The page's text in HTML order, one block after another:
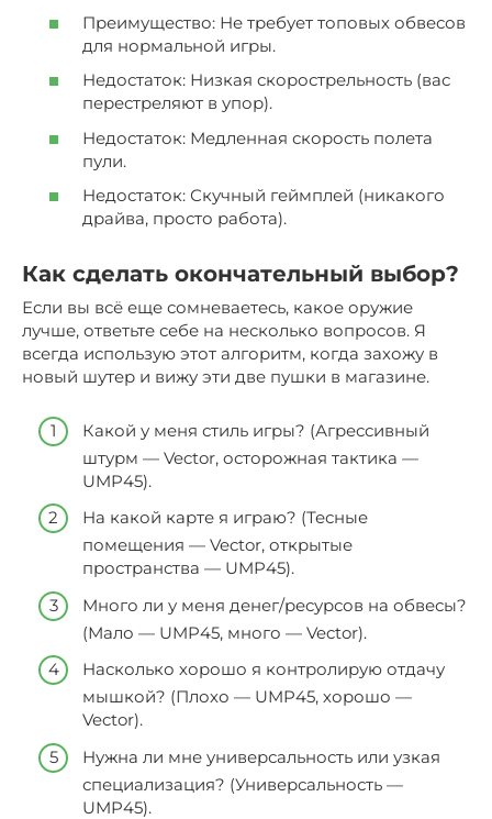
Преимущество: Не требует топовых обвесов
для нормальной игры.
Недостаток: Низкая скорострельность (вас
перестреляют в упор).
Недостаток: Медленная скорость полета
пули.
Недостаток: Скучный геймплей (никакого
драйва, просто работа).
Как сделать окончательный выбор?
Если вы всё еще сомневаетесь, какое оружие
лучше, ответьте себе на несколько вопросов. Я
всегда использую этот алгоритм, когда захожу в
новый шутер и вижу эти две пушки в магазине.
Какой у меня стиль игры? (Агрессивный
штурм — Vector, осторожная тактика —
UMP45).
На какой карте я играю? (Тесные
помещения — Vector, открытые
пространства — UMP45).
Много ли у меня денег/ресурсов на обвесы?
(Мало — UMP45, много — Vector).
Насколько хорошо я контролирую отдачу
мышкой? (Плохо — UMP45, хорошо —
Vector).
Нужна ли мне универсальность или узкая
специализация? (Универсальность —
UMP45).